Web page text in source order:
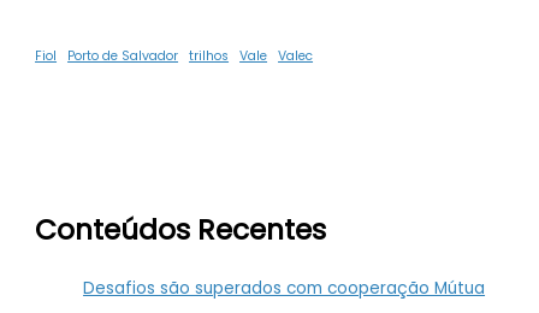
Fiol Porto de Salvador trilhos Vale Valec
Conteúdos Recentes
Desafios são superados com cooperação Mútua